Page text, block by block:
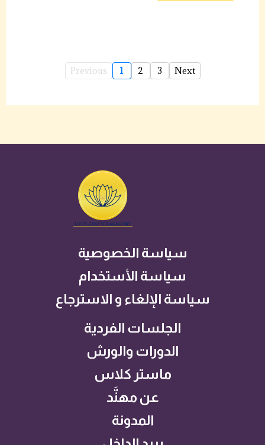
Previous 1 2 3 Next
سياسة الخصوصية
سياسة الأستخدام
سياسة الإلغاء و الاسترجاع
الجلسات الفردية
الدورات والورش
ماستر كلاس
عن مهنَّد
المدونة